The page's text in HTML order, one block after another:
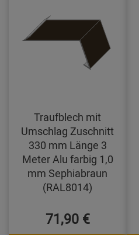
Traufblech mit
Umschlag Zuschnitt
330 mm Länge 3
Meter Alu farbig 1,0
mm Sephiabraun
(RAL8014)
71,90 €